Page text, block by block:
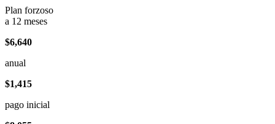
Plan forzoso
a 12 meses
$6,640
anual
$1,415
pago inicial